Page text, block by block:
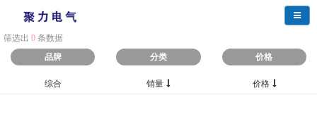
导航
筛选出 0 条数据
品牌
分类 价格
综合 销量 价格